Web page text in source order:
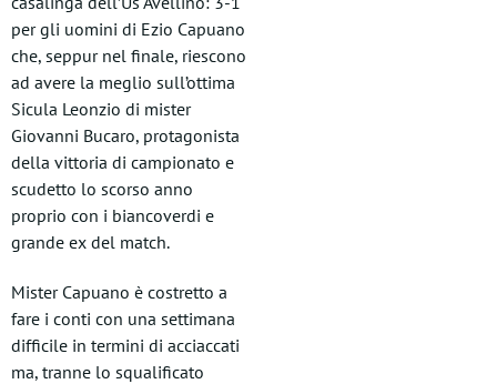
per gli uomini di Ezio Capuano
che, seppur nel finale, riescono
ad avere la meglio sull’ottima
Sicula Leonzio di mister
Giovanni Bucaro, protagonista
della vittoria di campionato e
scudetto lo scorso anno
proprio con i biancoverdi e
grande ex del match.
Mister Capuano è costretto a
fare i conti con una settimana
difficile in termini di acciaccati
ma, tranne lo squalificato